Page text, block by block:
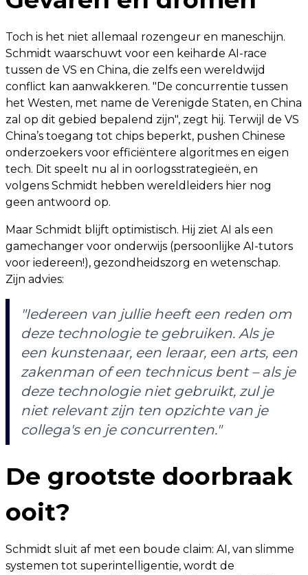
Toch is het niet allemaal rozengeur en maneschijn.
Schmidt waarschuwt voor een keiharde AI-race
tussen de VS en China, die zelfs een wereldwijd
conflict kan aanwakkeren. "De concurrentie tussen
het Westen, met name de Verenigde Staten, en China
zal op dit gebied bepalend zijn", zegt hij. Terwijl de VS
China’s toegang tot chips beperkt, pushen Chinese
onderzoekers voor efficiëntere algoritmes en eigen
tech. Dit speelt nu al in oorlogsstrategieën, en
volgens Schmidt hebben wereldleiders hier nog
geen antwoord op.
Maar Schmidt blijft optimistisch. Hij ziet AI als een
gamechanger voor onderwijs (persoonlijke AI-tutors
voor iedereen!), gezondheidszorg en wetenschap.
Zijn advies:
"Iedereen van jullie heeft een reden om
deze technologie te gebruiken. Als je
een kunstenaar, een leraar, een arts, een
zakenman of een technicus bent – ​​als je
deze technologie niet gebruikt, zul je
niet relevant zijn ten opzichte van je
collega's en je concurrenten."
De grootste doorbraak
ooit?
Schmidt sluit af met een boude claim: AI, van slimme
systemen tot superintelligentie, wordt de